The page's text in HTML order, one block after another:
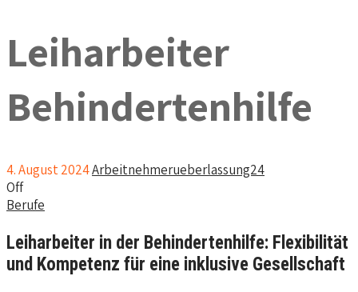
Leiharbeiter
Behindertenhilfe
4. August 2024Arbeitnehmerueberlassung24
Off
Berufe
Leiharbeiter in der Behindertenhilfe: Flexibilität
und Kompetenz für eine inklusive Gesellschaft